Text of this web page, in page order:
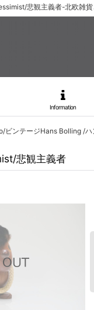
悲観主義者-北欧雑
Information
ビンテージHans Bolling /
悲観主義者